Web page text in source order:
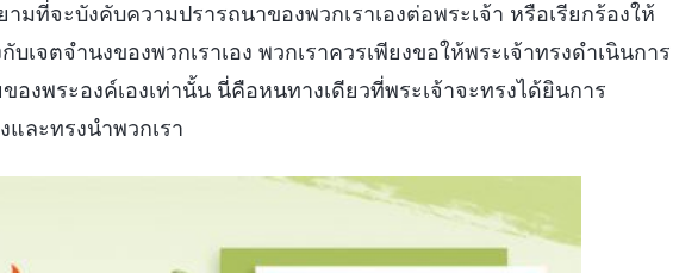
มที่จะบังคับความปรารถนาของพวกเราเองต่อพระเจ้า หรือเรียกร้องให้
จตจำนงของพวกเราเอง พวกเราควรเพียงขอให้พระเจ้าทรงดำเนินการ
งพระองค์เองเท่านั้น นี่คือหนทางเดียวที่พระเจ้าจะทรงได้ยินการ
และทรงนำพวกเรา